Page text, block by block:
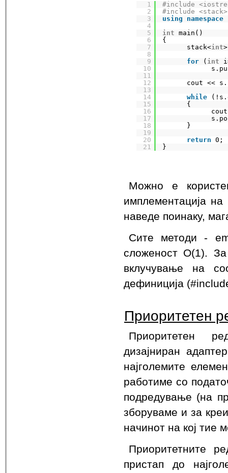
1
2
3
4
5
6
7
8
9
10
11
12
13
14
15
16
17
18
19
20
21
#include
#include <stack>
using
namespace
int main()
{
stack<int
for
( int
cout
while
{
}
return 0;
}
Можно е
имплементација
наведе поинаку,
Сите методи -
сложеност O(1).
вклучување на
дефиниција
Приоритетен
Приоритетен
дизајниран
најголемите
работиме со
подредување (на
зборуваме и за
начинот на кој тие
Приоритетните
пристап до